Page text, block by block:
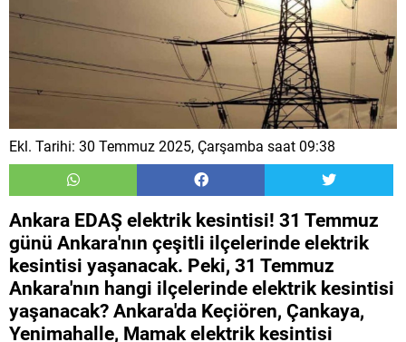
Ekl. Tarihi: 30 Temmuz 2025, Çarşamba saat 09:38
Ankara EDAŞ elektrik kesintisi! 31 Temmuz
günü Ankara'nın çeşitli ilçelerinde elektrik
kesintisi yaşanacak. Peki, 31 Temmuz
Ankara'nın hangi ilçelerinde elektrik kesintisi
yaşanacak? Ankara'da Keçiören, Çankaya,
Yenimahalle, Mamak elektrik kesintisi